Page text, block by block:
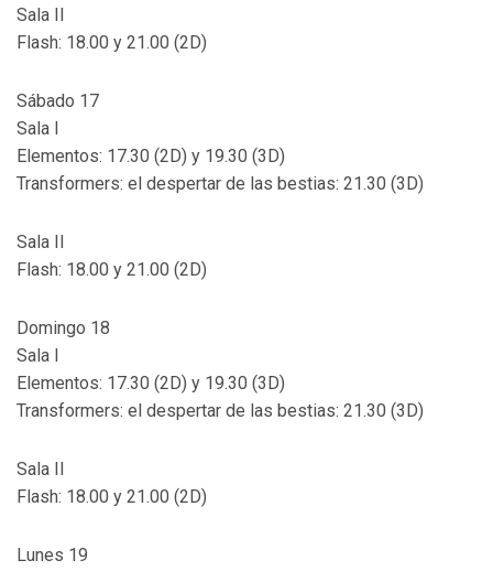
Sala II
Flash: 18.00 y 21.00 (2D)
Sábado 17
Sala I
Elementos: 17.30 (2D) y 19.30 (3D)
Transformers: el despertar de las bestias: 21.30 (3D)
Sala II
Flash: 18.00 y 21.00 (2D)
Domingo 18
Sala I
Elementos: 17.30 (2D) y 19.30 (3D)
Transformers: el despertar de las bestias: 21.30 (3D)
Sala II
Flash: 18.00 y 21.00 (2D)
Lunes 19